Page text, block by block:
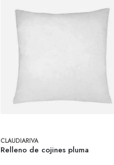
CLAUDIARIVA
Relleno de cojines pluma